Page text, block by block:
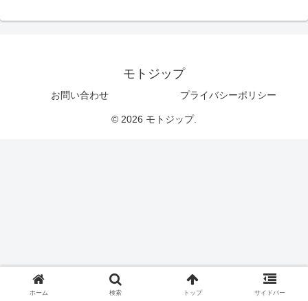
モトジップ
お問い合わせ プライバシーポリシー
© 2026 モトジップ.
ホーム 検索 トップ サイドバー